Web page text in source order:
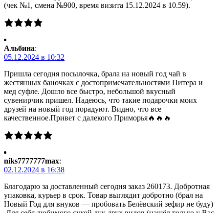
(чек №1, смена №900, время визита 15.12.2024 в 10.59).
Альбина:
05.12.2024 в 10:32
Пришла сегодня посылочка, брала на новый год чай в
жестянных баночках с достопримечательностями Питера и
мед суфле. Дошло все быстро, небольшой вкусный
сувенирчик пришел. Надеюсь, что такие подарочки моих
друзей на новый год порадуют. Видно, что все
качественное.Привет с далекого Приморья🔥🔥🔥
niks7777777max:
02.12.2024 в 16:38
Благодарю за доставленный сегодня заказ 260173. Добротная
упаковка, курьер в срок. Товар выглядит добротно (брал на
Новый Год для внуков — пробовать Белёвский зефир не буду)